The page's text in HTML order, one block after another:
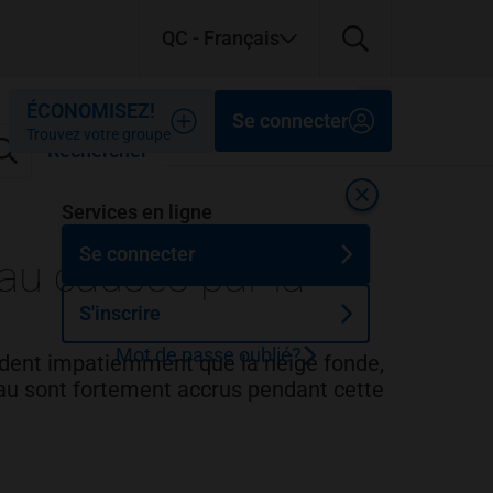
Fermer
Fermer
Rechercher
Fermer
ÉCONOMISEZ!
Trouvez votre groupe
Se connecter
Fermer
Services en ligne
Se connecter
S'inscrire
Mot de passe oublié?
causés par la
impatiemment que la neige fonde,
sont fortement accrus pendant cette